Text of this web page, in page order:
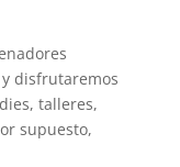
disfrutaremos
talleres,
supuesto,